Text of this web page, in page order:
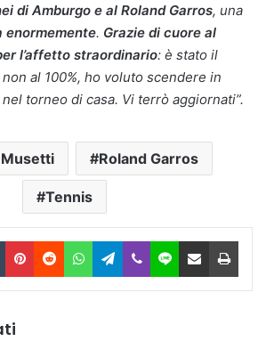
di Amburgo e al Roland Garros, una
enormemente. Grazie di cuore al
l’affetto straordinario: è stato il
al 100%, ho voluto scendere in
torneo di casa. Vi terrò aggiornati”.
Roland Garros
Tennis
TumblrPinterest
RedditWhatsAppTelegram
ViberLine Condividi via Email